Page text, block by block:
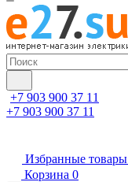
+7 903 900 37 11
+7 903 900 37 11
Избранные товары
Корзина 0